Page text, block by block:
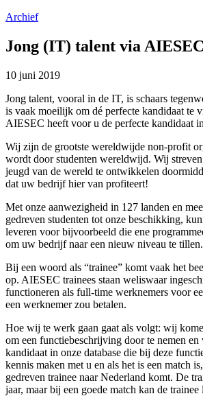
Archief
Jong (IT) talent via AIESEC
10 juni 2019
Jong talent, vooral in de IT, is schaars
is vaak moeilijk om dé perfecte kandidaat te
AIESEC heeft voor u de perfecte kandidaat
Wij zijn de grootste wereldwijde non-profit
wordt door studenten wereldwijd. Wij
jeugd van de wereld te ontwikkelen
dat uw bedrijf hier van profiteert!
Met onze aanwezigheid in 127 landen en
gedreven studenten tot onze beschikking,
leveren voor bijvoorbeeld die ene
om uw bedrijf naar een nieuw niveau te tillen.
Bij een woord als “trainee” komt vaak het
op. AIESEC trainees staan weliswaar
functioneren als full-time werknemers voor
een werknemer zou betalen.
Hoe wij te werk gaan gaat als volgt: wij
om een functiebeschrijving door te nemen
kandidaat in onze database die bij deze
kennis maken met u en als het is een match
gedreven trainee naar Nederland komt. De
jaar, maar bij een goede match kan de